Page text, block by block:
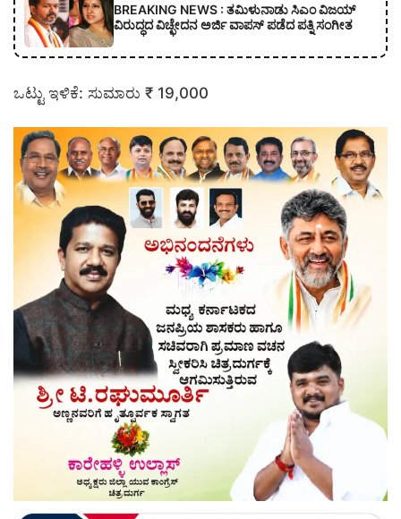
BREAKING NEWS : ತಮಿಳುನಾಡು ಸಿಎಂ ವಿಜಯ್
ವಿರುದ್ಧದ ವಿಚ್ಛೇದನ ಅರ್ಜಿ ವಾಪಸ್ ಪಡೆದ ಪತ್ನಿ ಸಂಗೀತ
ಒಟ್ಟು ಇಳಿಕೆ: ಸುಮಾರು ₹ 19,000